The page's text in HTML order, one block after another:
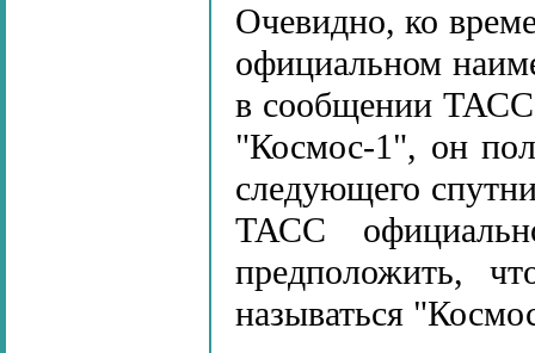
Очевидно, ко
официальном
в сообщении ТАСС
"Космос-1", он
следующего
ТАСС
предположить,
называться